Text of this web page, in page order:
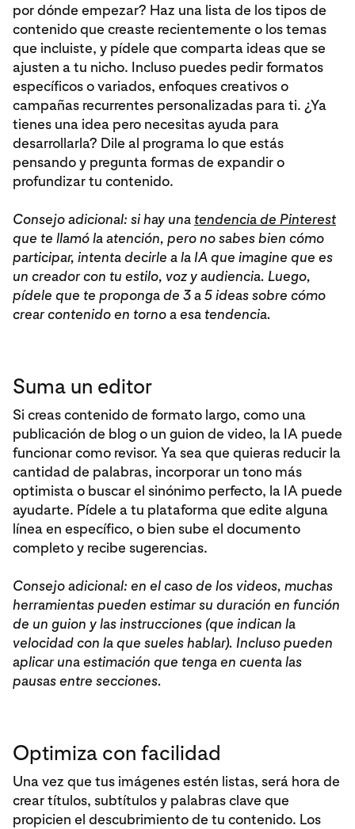
por dónde empezar? Haz una lista de los tipos de
contenido que creaste recientemente o los temas
que incluiste, y pídele que comparta ideas que se
ajusten a tu nicho. Incluso puedes pedir formatos
específicos o variados, enfoques creativos o
campañas recurrentes personalizadas para ti. ¿Ya
tienes una idea pero necesitas ayuda para
desarrollarla? Dile al programa lo que estás
pensando y pregunta formas de expandir o
profundizar tu contenido.
Consejo adicional: si hay una tendencia de Pinterest
que te llamó la atención, pero no sabes bien cómo
participar, intenta decirle a la IA que imagine que es
un creador con tu estilo, voz y audiencia. Luego,
pídele que te proponga de 3 a 5 ideas sobre cómo
crear contenido en torno a esa tendencia.
Suma un editor
Si creas contenido de formato largo, como una
publicación de blog o un guion de video, la IA puede
funcionar como revisor. Ya sea que quieras reducir la
cantidad de palabras, incorporar un tono más
optimista o buscar el sinónimo perfecto, la IA puede
ayudarte. Pídele a tu plataforma que edite alguna
línea en específico, o bien sube el documento
completo y recibe sugerencias.
Consejo adicional: en el caso de los videos, muchas
herramientas pueden estimar su duración en función
de un guion y las instrucciones (que indican la
velocidad con la que sueles hablar). Incluso pueden
aplicar una estimación que tenga en cuenta las
pausas entre secciones.
Optimiza con facilidad
Una vez que tus imágenes estén listas, será hora de
crear títulos, subtítulos y palabras clave que
propicien el descubrimiento de tu contenido. Los